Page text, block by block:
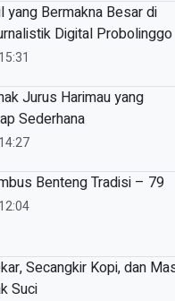
yang Bermakna Besar di
Digital Probolinggo
Jurus Harimau yang
Sederhana
Benteng Tradisi – 79
Secangkir Kopi, dan
Suci